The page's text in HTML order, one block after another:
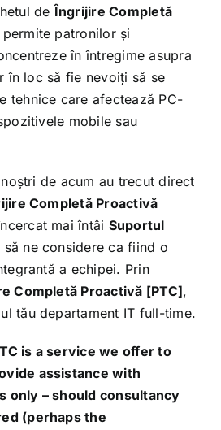
de Îngrijire Completă
permite patronilor și
în întregime asupra
în loc să fie nevoiți să se
tehnice care afectează PC-
mobile sau
de acum au trecut direct
Completă Proactivă
mai întâi Suportul
să ne considere ca fiind o
a echipei. Prin
Completă Proactivă [PTC],
tău departament IT full-time.
is a service we offer to
assistance with
only – should consultancy
(perhaps the